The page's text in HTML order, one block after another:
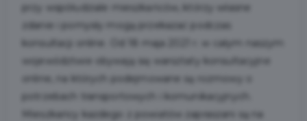
przy współudziale mieszkańców, którzy własne
zdanie i pomysły mogą przekazać podczas
konsultacji online. Od 18 maja 2021 r. w całym naszym
województwie obywają się warsztaty konsultacyjne
online, na których podejmowane są rozmowy o
potrzebach transportowych i komunikacyjnych.
Mieszkańcy każdego z powiatów zapraszani są na